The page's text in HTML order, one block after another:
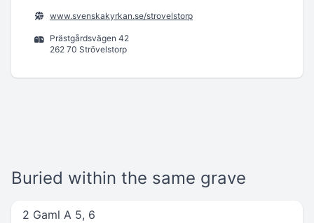
www.svenskakyrkan.se/strovelstorp
Prästgårdsvägen 42
262 70 Strövelstorp
Buried within the same grave
2 Gaml A 5, 6